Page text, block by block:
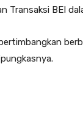
Transaksi BEI